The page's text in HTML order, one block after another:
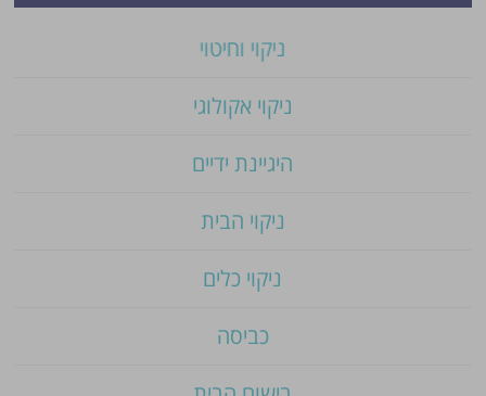
ניקוי וחיטוי
ניקוי אקולוגי
היגיינת ידיים
ניקוי הבית
ניקוי כלים
כביסה